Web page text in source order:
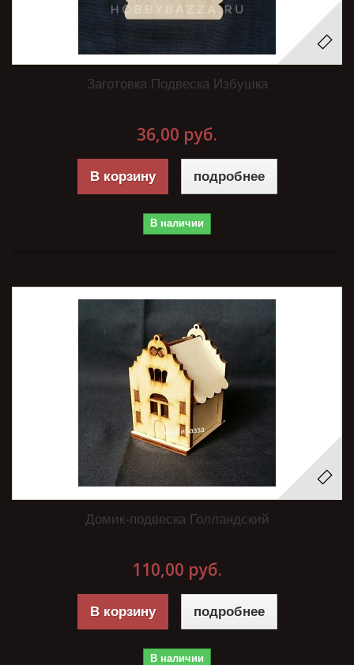
Заготовка Подвеска Избушка
36,00 руб.
В корзину подробнее
В наличии
Домик-подвеска Голландский
110,00 руб.
В корзину подробнее
В наличии